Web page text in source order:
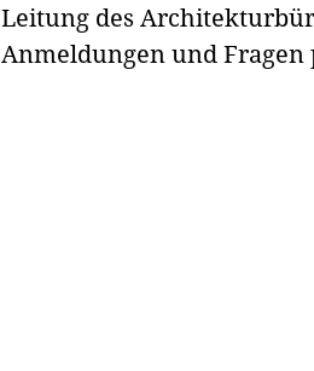
Leitung des
Anmeldungen und Fragen